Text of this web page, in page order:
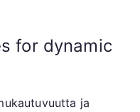
for dynamic
ja